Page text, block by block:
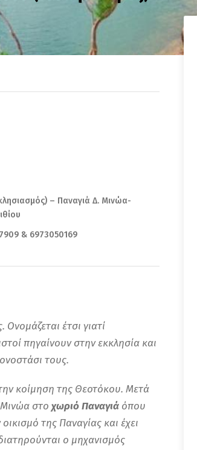
– Παναγιά Δ. Μινώα-
& 6973050169
έτσι γιατί
πηγαίνουν στην εκκλησία και
τους.
κοίμηση της Θεοτόκου. Μετά
στο χωριό Παναγιά όπου
της Παναγίας και έχει
ο μηχανισμός